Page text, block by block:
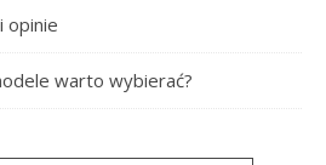
opinie
warto wybierać?